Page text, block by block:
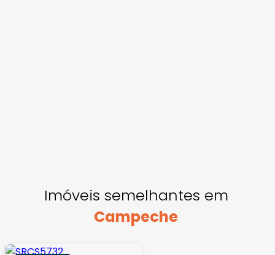
Imóveis semelhantes em
Campeche